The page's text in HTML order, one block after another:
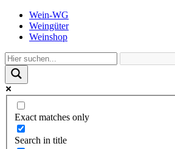
Wein-WG
Weingüter
Weinshop
Exact matches only
Search in title